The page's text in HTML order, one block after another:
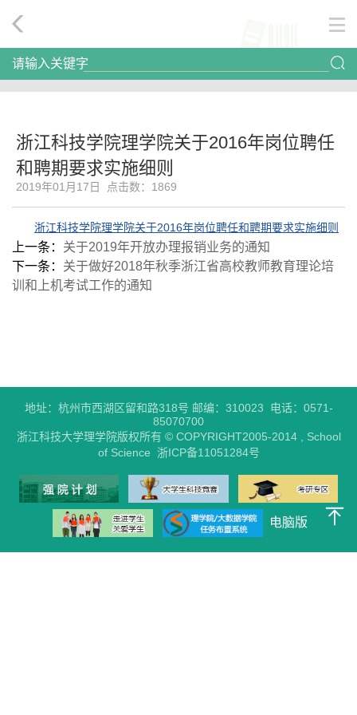
请输入关键字
浙江科技学院理学院关于2016年岗位聘任
和聘期要求实施细则
2019年01月17日 点击数： 1869
浙江科技学院理学院关于2016年岗位聘任和聘期要求实施细则
上一条： 关于2019年开放办理报销业务的通知
下一条： 关于做好2018年秋季浙江省高校教师教育理论培
训和上机考试工作的通知
地址：杭州市西湖区留和路318号 邮编：310023 电话：0571-
85070700
浙江科技大学理学院版权所有 © COPYRIGHT2005-2014 , School
of Science 浙ICP备11051284号
电脑版